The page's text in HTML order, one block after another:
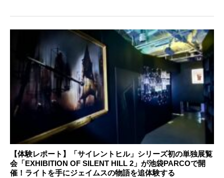
【体験レポート】「サイレントヒル」シリーズ初の単独展覧
会「EXHIBITION OF SILENT HILL 2」が池袋PARCOで開
催！ライトを手にジェイムスの物語を追体験する